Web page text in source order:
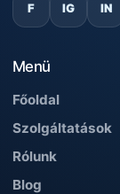
F IG IN
Menü
Főoldal
Szolgáltatások
Rólunk
Blog